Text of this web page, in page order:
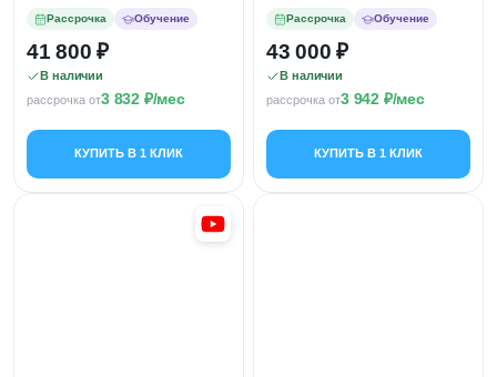
Рассрочка Обучение
41 800
В наличии
рассрочка от3 832 /мес
КУПИТЬ В 1 КЛИК
Рассрочка Обучение
43 000
В наличии
рассрочка от3 942 /мес
КУПИТЬ В 1 КЛИК